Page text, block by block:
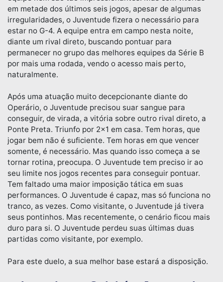
em metade dos últimos seis jogos, apesar de algumas
irregularidades, o Juventude fizera o necessário para
estar no G-4. A equipe entra em campo nesta noite,
diante um rival direto, buscando pontuar para
permanecer no grupo das melhores equipes da Série B
por mais uma rodada, vendo o acesso mais perto,
naturalmente.
Após uma atuação muito decepcionante diante do
Operário, o Juventude precisou suar sangue para
conseguir, de virada, a vitória sobre outro rival direto, a
Ponte Preta. Triunfo por 2×1 em casa. Tem horas, que
jogar bem não é suficiente. Tem horas em que vencer
somente, é necessário. Mas quando isso começa a se
tornar rotina, preocupa. O Juventude tem preciso ir ao
seu limite nos jogos recentes para conseguir pontuar.
Tem faltado uma maior imposição tática em suas
performances. O Juventude é capaz, mas só funciona no
tranco, as vezes. Como visitante, o Juventude já tivera
seus pontinhos. Mas recentemente, o cenário ficou mais
duro para si. O Juventude perdeu suas últimas duas
partidas como visitante, por exemplo.
Para este duelo, a sua melhor base estará a disposição.